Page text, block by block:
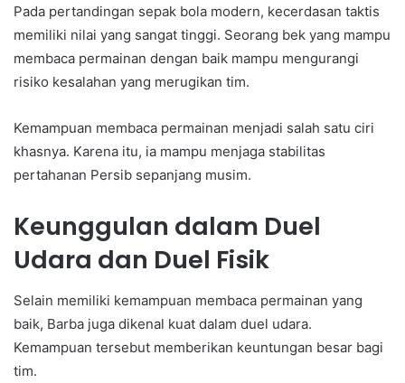
Pada pertandingan sepak bola modern, kecerdasan taktis
memiliki nilai yang sangat tinggi. Seorang bek yang mampu
membaca permainan dengan baik mampu mengurangi
risiko kesalahan yang merugikan tim.
Kemampuan membaca permainan menjadi salah satu ciri
khasnya. Karena itu, ia mampu menjaga stabilitas
pertahanan Persib sepanjang musim.
Keunggulan dalam Duel
Udara dan Duel Fisik
Selain memiliki kemampuan membaca permainan yang
baik, Barba juga dikenal kuat dalam duel udara.
Kemampuan tersebut memberikan keuntungan besar bagi
tim.